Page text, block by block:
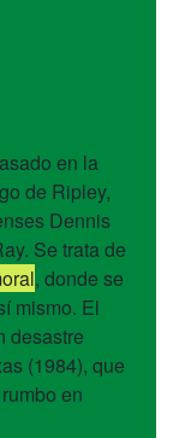
en la
de Ripley,
Dennis
Se trata de
, donde se
mismo. El
desastre
(1984), que
en